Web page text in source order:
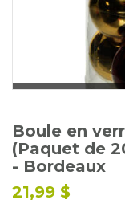
Boule en
(Paquet de
- Bordeaux
21,99 $